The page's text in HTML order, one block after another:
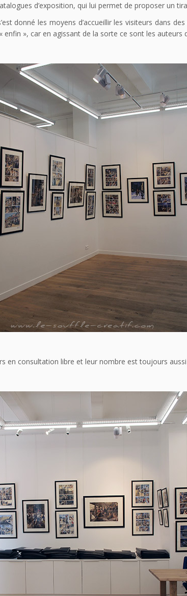
d’exposition, qui lui permet de proposer un
donné les moyens d’accueillir les visiteurs dans
enfin », car en agissant de la sorte ce sont les
en consultation libre et leur nombre est toujours